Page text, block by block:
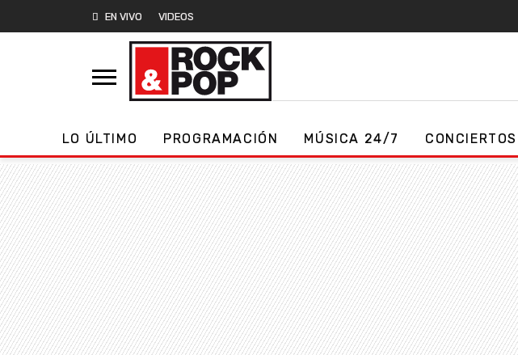
EN VIVO VIDEOS
LO ÚLTIMO PROGRAMACIÓN MÚSICA 24/7 CONCIERTOS